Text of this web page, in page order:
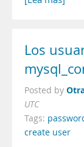
Los
Posted by
UTC
Tags:
create user